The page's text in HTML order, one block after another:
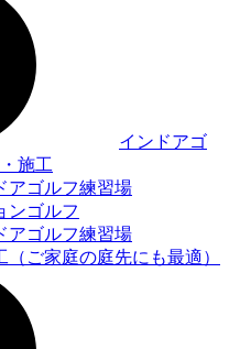
インドアゴ
施工
アゴルフ練習場
ンゴルフ
アゴルフ練習場
ご家庭の庭先にも最適）